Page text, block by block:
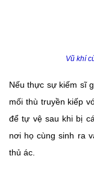
Vũ khí
Nếu thực sự kiếm sĩ
mối thù truyền kiếp
để tự vệ sau khi bị
nơi họ cùng sinh ra
thủ ác.